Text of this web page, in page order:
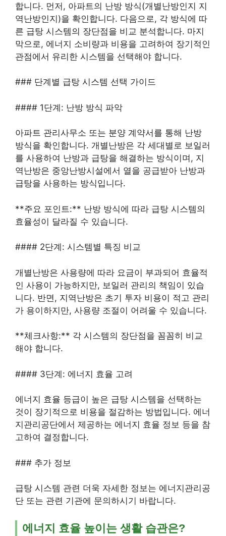
합니다. 먼저, 아파트의 난방 방식(개별난방인지 지
역난방인지)을 확인합니다. 다음으로, 각 방식에 따
른 급탕 시스템의 장단점을 비교 분석합니다. 마지
막으로, 에너지 소비량과 비용을 고려하여 장기적인
관점에서 유리한 시스템을 선택해야 합니다.
### 단계별 급탕 시스템 선택 가이드
#### 1단계: 난방 방식 파악
아파트 관리사무소 또는 분양 계약서를 통해 난방
방식을 확인합니다. 개별난방은 각 세대별로 보일러
를 사용하여 난방과 급탕을 해결하는 방식이며, 지
역난방은 중앙난방시설에서 열을 공급받아 난방과
급탕을 사용하는 방식입니다.
**주요 포인트:** 난방 방식에 따라 급탕 시스템의
효율성이 달라질 수 있습니다.
#### 2단계: 시스템별 특징 비교
개별난방은 사용량에 따라 요금이 부과되어 효율적
인 사용이 가능하지만, 보일러 관리의 책임이 있습
니다. 반면, 지역난방은 초기 투자 비용이 적고 관리
가 용이하지만, 사용량 조절이 어려울 수 있습니다.
**체크사항:** 각 시스템의 장단점을 꼼꼼히 비교
해야 합니다.
#### 3단계: 에너지 효율 고려
에너지 효율 등급이 높은 급탕 시스템을 선택하는
것이 장기적으로 비용을 절감하는 방법입니다. 에너
지관리공단에서 제공하는 에너지 효율 정보 등을 참
고하여 결정합니다.
### 추가 정보
급탕 시스템 관련 더욱 자세한 정보는 에너지관리공
단 또는 관련 기관에 문의하시기 바랍니다.
에너지 효율 높이는 생활 습관은?